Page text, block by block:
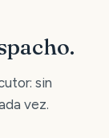
sin
vez.